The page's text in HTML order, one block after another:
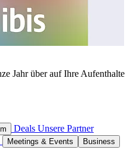
Jahr über auf Ihre Aufenthalte
Deals Unsere Partner
Meetings & Events
Business